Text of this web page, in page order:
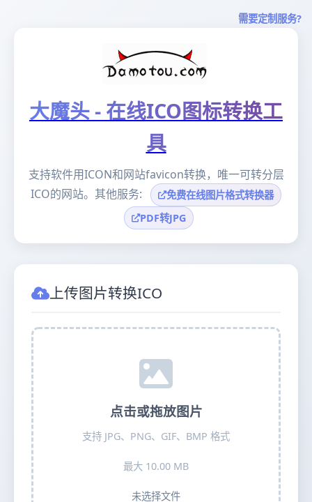
需要定制服务?
大魔头 - 在线ICO图标转换工
具
支持软件用ICON和网站favicon转换，唯一可转分层
ICO的网站。其他服务:
免费在线图片格式转换器
PDF转JPG
上传图片转换ICO
点击或拖放图片
支持 JPG、PNG、GIF、BMP 格式
最大 10.00 MB
未选择文件